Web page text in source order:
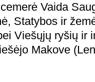
Vaida
Statybos ir
Viešųjų ryšių ir
Makove